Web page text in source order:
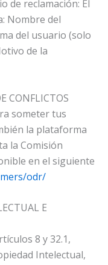
de reclamación: El
Nombre del
del usuario (solo
de la
CONFLICTOS
someter tus
la plataforma
la Comisión
en el siguiente
odr/
E
8 y 32.1,
Intelectual,